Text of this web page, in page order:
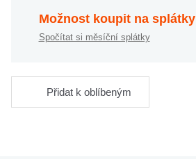
Možnost koupit na splátky
Spočítat si měsíční splátky
Přidat k oblíbeným